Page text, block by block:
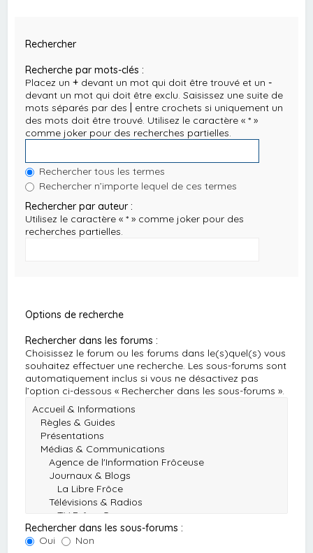
Rechercher
Recherche par mots-clés :
Placez un+ devant un mot qui doit être trouvé et un-
devant un mot qui doit être exclu. Saisissez une suite de
mots séparés par des
entre crochets si uniquement un
des mots doit être trouvé. Utilisez le caractère « * »
comme joker pour des recherches partielles.
Rechercher tous les termes
Rechercher n’importe lequel de ces termes
Rechercher par auteur :
Utilisez le caractère « * » comme joker pour des
recherches partielles.
Options de recherche
Rechercher dans les forums :
Choisissez le forum ou les forums dans le(s)quel(s) vous
souhaitez effectuer une recherche. Les sous-forums sont
automatiquement inclus si vous ne désactivez pas
l’option ci-dessous « Rechercher dans les sous-forums ».
Rechercher dans les sous-forums :
Oui
Non